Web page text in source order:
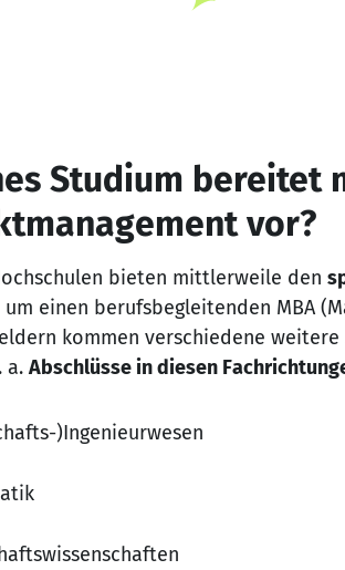
Studium bereitet
vor?
bieten mittlerweile den
einen berufsbegleitenden MBA
kommen verschiedene
a. Abschlüsse in diesen
)Ingenieurwesen